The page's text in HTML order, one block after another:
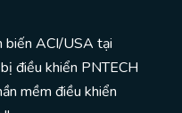
biến ACI/USA tại
điều khiển PNTECH
mềm điều khiển